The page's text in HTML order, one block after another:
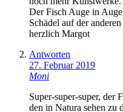
Der Fisch Auge in
Schädel auf der
herzlich Margot
Antworten
27. Februar 2019
Moni
Super-super-super, der
den in Natura sehen zu